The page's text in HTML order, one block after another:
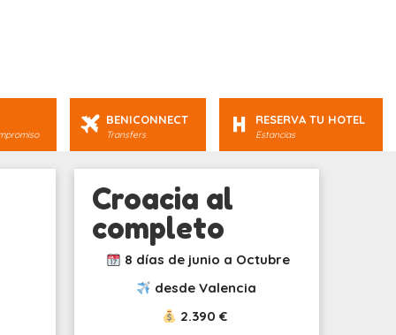
BENICONNECT
Transfers
RESERVA TU HOTEL
Estancias
Croacia al
completo
8 días de junio a Octubre
desde Valencia
2.390 €